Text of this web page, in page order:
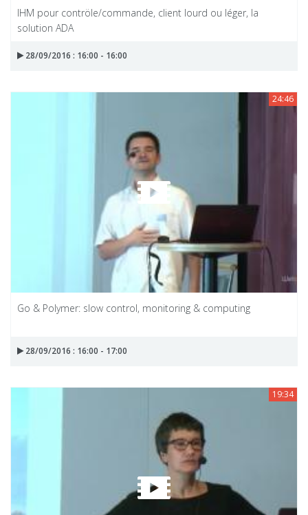
IHM pour contröle/commande, client lourd ou léger, la
solution ADA
28/09/2016 : 16:00 - 16:00
24:46
Go & Polymer: slow control, monitoring & computing
28/09/2016 : 16:00 - 17:00
19:34